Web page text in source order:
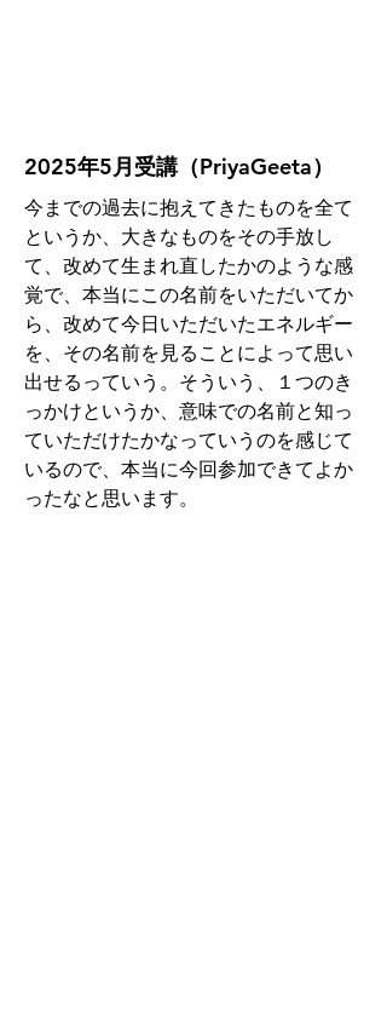
2025年5月受講（PriyaGeeta）
今までの過去に抱えてきたものを全て
というか、大きなものをその手放し
て、改めて生まれ直したかのような感
覚で、本当にこの名前をいただいてか
ら、改めて今日いただいたエネルギー
を、その名前を見ることによって思い
出せるっていう。そういう、１つのき
っかけというか、意味での名前と知っ
ていただけたかなっていうのを感じて
いるので、本当に今回参加できてよか
ったなと思います。